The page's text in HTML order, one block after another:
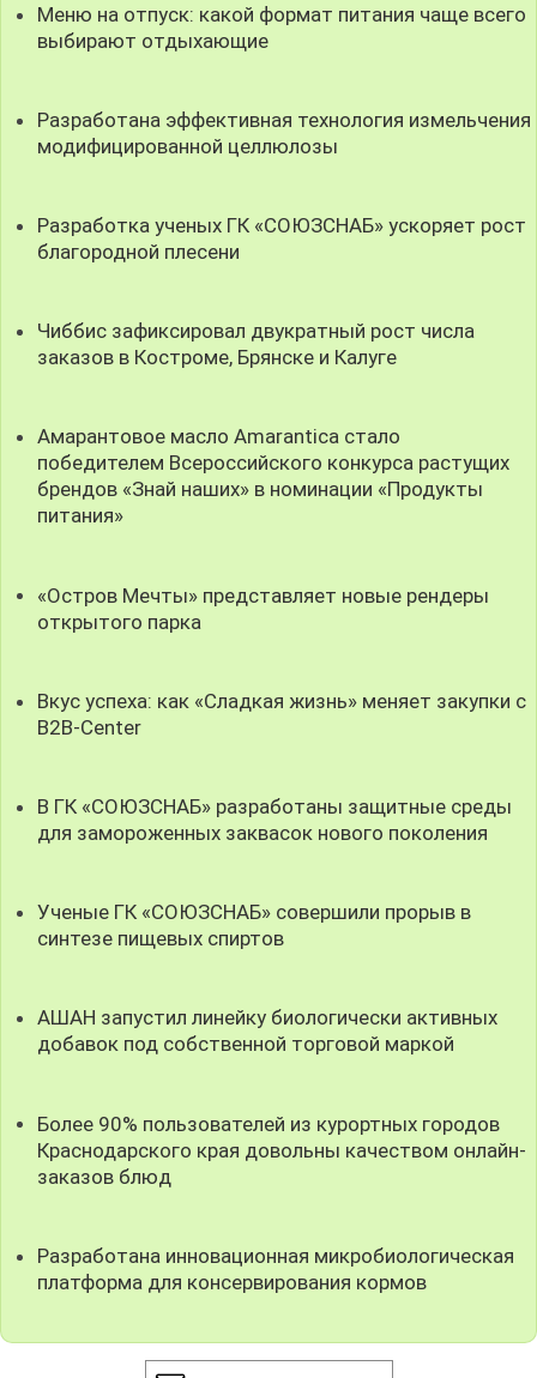
Меню на отпуск: какой формат питания чаще всего
выбирают отдыхающие
Разработана эффективная технология измельчения
модифицированной целлюлозы
Разработка ученых ГК «СОЮЗСНАБ» ускоряет рост
благородной плесени
Чиббис зафиксировал двукратный рост числа
заказов в Костроме, Брянске и Калуге
Амарантовое масло Amarantica стало
победителем Всероссийского конкурса растущих
брендов «Знай наших» в номинации «Продукты
питания»
«Остров Мечты» представляет новые рендеры
открытого парка
Вкус успеха: как «Сладкая жизнь» меняет закупки с
B2B-Center
В ГК «СОЮЗСНАБ» разработаны защитные среды
для замороженных заквасок нового поколения
Ученые ГК «СОЮЗСНАБ» совершили прорыв в
синтезе пищевых спиртов
АШАН запустил линейку биологически активных
добавок под собственной торговой маркой
Более 90% пользователей из курортных городов
Краснодарского края довольны качеством онлайн-
заказов блюд
Разработана инновационная микробиологическая
платформа для консервирования кормов